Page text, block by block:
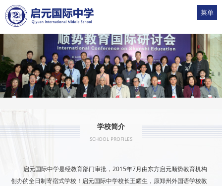
菜单
学校简介
SCHOOL PROFILES
启元国际中学是经教育部门审批，2015年7月由东方启元顺势教育机构
创办的全日制寄宿式学校！启元国际中学校长王耀生，原郑州外国语学校教